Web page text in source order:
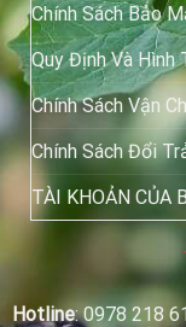
Chính Sách Bảo
Quy Định Và Hình
Chính Sách Vận
Chính Sách Đổi
TÀI KHOẢN CỦA
Hotline:0978 218